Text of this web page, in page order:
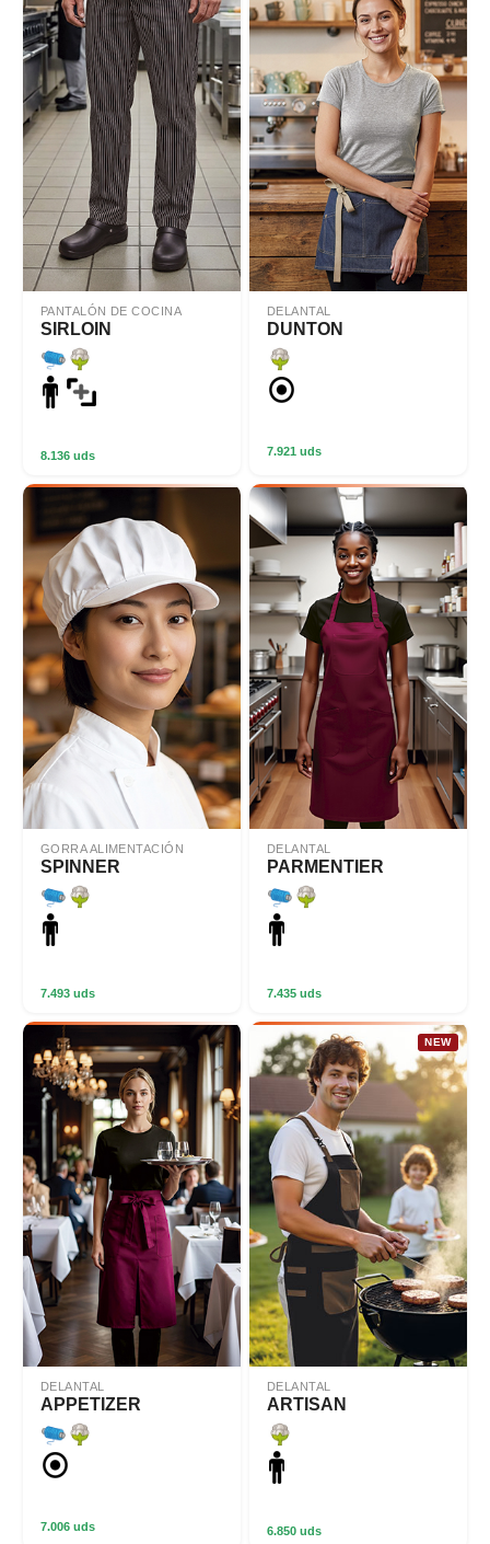
PANTALÓN DE COCINA
SIRLOIN
8.136 uds
DELANTAL
DUNTON
7.921 uds
GORRA ALIMENTACIÓN
SPINNER
7.493 uds
DELANTAL
PARMENTIER
7.435 uds
DELANTAL
APPETIZER
7.006 uds
NEW
DELANTAL
ARTISAN
6.850 uds